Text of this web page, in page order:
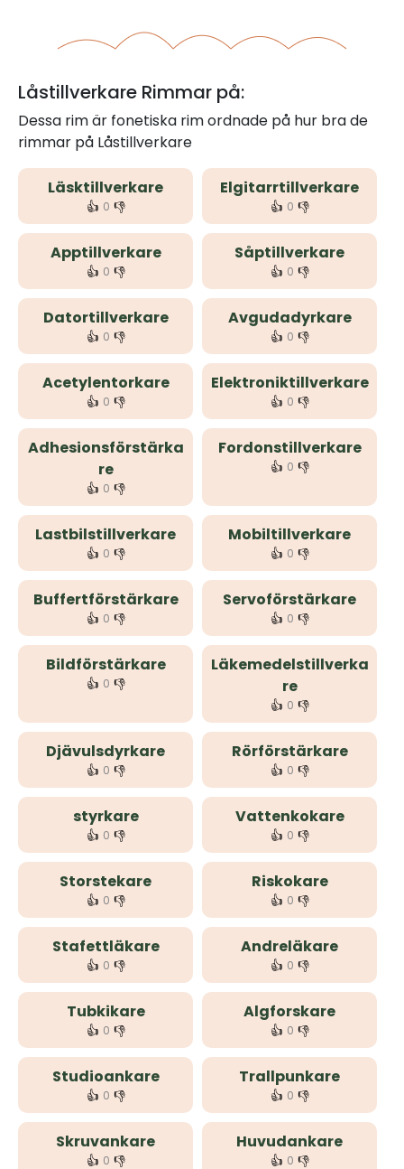
Låstillverkare Rimmar på:
Dessa rim är fonetiska rim ordnade på hur bra de
rimmar på Låstillverkare
Läsktillverkare
👍 0 👎
Elgitarrtillverkare
👍 0 👎
Apptillverkare
👍 0 👎
Såptillverkare
👍 0 👎
Datortillverkare
👍 0 👎
Avgudadyrkare
👍 0 👎
Acetylentorkare
👍 0 👎
Elektroniktillverkare
👍 0 👎
Adhesionsförstärka
re
👍 0 👎
Fordonstillverkare
👍 0 👎
Lastbilstillverkare
👍 0 👎
Mobiltillverkare
👍 0 👎
Buffertförstärkare
👍 0 👎
Servoförstärkare
👍 0 👎
Bildförstärkare
👍 0 👎
Läkemedelstillverka
re
👍 0 👎
Djävulsdyrkare
👍 0 👎
Rörförstärkare
👍 0 👎
styrkare
👍 0 👎
Vattenkokare
👍 0 👎
Storstekare
👍 0 👎
Riskokare
👍 0 👎
Stafettläkare
👍 0 👎
Andreläkare
👍 0 👎
Tubkikare
👍 0 👎
Algforskare
👍 0 👎
Studioankare
👍 0 👎
Trallpunkare
👍 0 👎
Skruvankare
👍 0 👎
Huvudankare
👍 0 👎